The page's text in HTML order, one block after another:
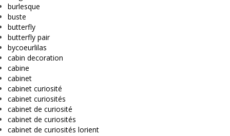
burlesque
buste
butterfly
butterfly pair
bycoeurlilas
cabin decoration
cabine
cabinet
cabinet curiosité
cabinet curiosités
cabinet de curiosité
cabinet de curiosités
cabinet de curiosités lorient